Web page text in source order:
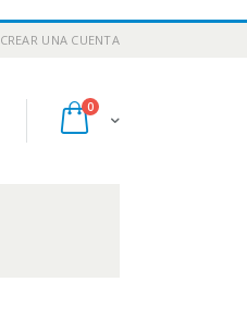
CREAR UNA CUENTA
Cart
0artículos